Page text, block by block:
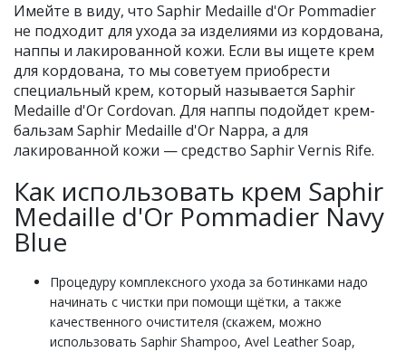
Имейте в виду, что Saphir Medaille d'Or Pommadier
не подходит для ухода за изделиями из кордована,
наппы и лакированной кожи. Если вы ищете крем
для кордована, то мы советуем приобрести
специальный крем, который называется Saphir
Medaille d'Or Cordovan. Для наппы подойдет крем-
бальзам Saphir Medaille d'Or Nappa, а для
лакированной кожи — средство Saphir Vernis Rife.
Как использовать крем Saphir
Medaille d'Or Pommadier Navy
Blue
Процедуру комплексного ухода за ботинками надо
начинать с чистки при помощи щётки, а также
качественного очистителя (скажем, можно
использовать Saphir Shampoo, Avel Leather Soap,